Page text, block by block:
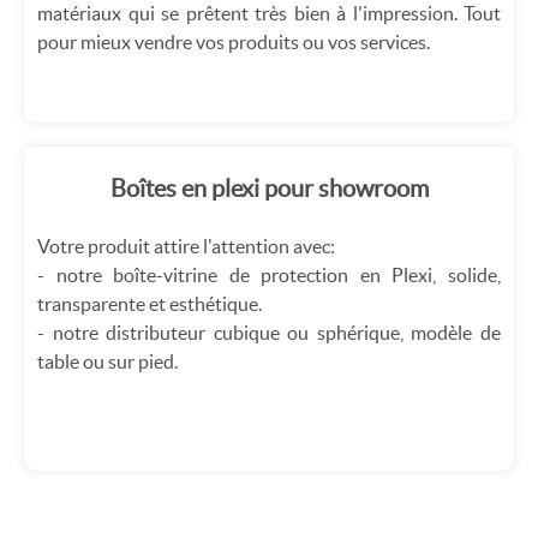
matériaux qui se prêtent très bien à l'impression. Tout
pour mieux vendre vos produits ou vos services.
Boîtes en plexi pour showroom
Votre produit attire l'attention avec:
- notre boîte-vitrine de protection en Plexi, solide,
transparente et esthétique.
- notre distributeur cubique ou sphérique, modèle de
table ou sur pied.